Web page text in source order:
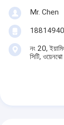
Mr. Chen
নং 20,
সিটি, ওয়েনঝো